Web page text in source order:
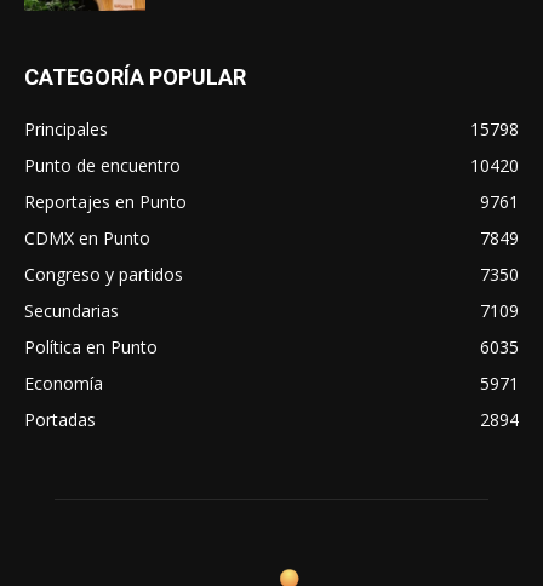
CATEGORÍA POPULAR
Principales
15798
Punto de encuentro
10420
Reportajes en Punto
9761
CDMX en Punto
7849
Congreso y partidos
7350
Secundarias
7109
Política en Punto
6035
Economía
5971
Portadas
2894